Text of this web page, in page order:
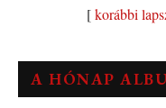
[korábbi
A HÓNAP